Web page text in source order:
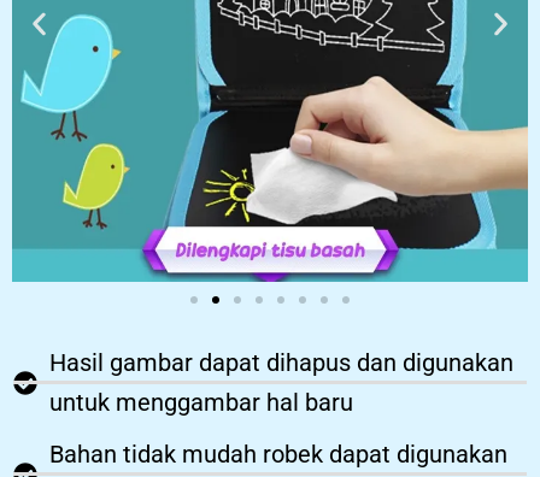
Hasil gambar dapat dihapus dan digunakan
untuk menggambar hal baru
Bahan tidak mudah robek dapat digunakan